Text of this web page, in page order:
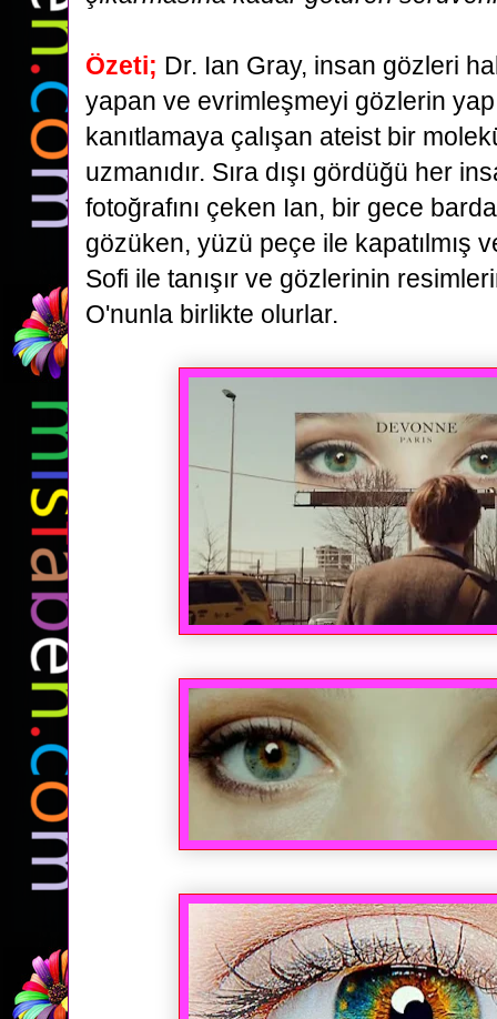
Özeti; Dr. Ian Gray, insan gözleri
yapan ve evrimleşmeyi gözlerin
kanıtlamaya çalışan ateist bir
uzmanıdır. Sıra dışı gördüğü her
fotoğrafını çeken Ian, bir gece
gözüken, yüzü peçe ile kapatılmış
Sofi ile tanışır ve gözlerinin
O'nunla birlikte olurlar.